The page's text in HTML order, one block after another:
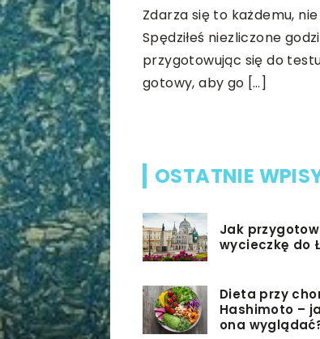
pojazd,
ilości elementów.
ale również
Zdarza się to każdemu,
Spędziłeś niezliczone
przygotowując się do
gotowy, aby go […]
OSTATNIE
Jak
wycieczkę do
Dieta przy
Hashimoto –
ona